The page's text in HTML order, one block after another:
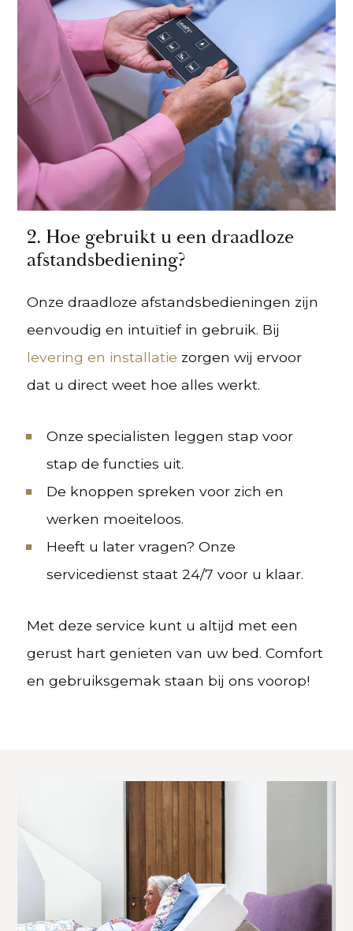
2. Hoe gebruikt u een draadloze
afstandsbediening?
Onze draadloze afstandsbedieningen zijn
eenvoudig en intuïtief in gebruik. Bij
levering en installatie zorgen wij ervoor
dat u direct weet hoe alles werkt.
Onze specialisten leggen stap voor
stap de functies uit.
De knoppen spreken voor zich en
werken moeiteloos.
Heeft u later vragen? Onze
servicedienst staat 24/7 voor u klaar.
Met deze service kunt u altijd met een
gerust hart genieten van uw bed. Comfort
en gebruiksgemak staan bij ons voorop!